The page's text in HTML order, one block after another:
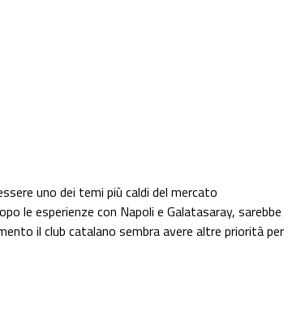
uno dei temi più caldi del mercato
le esperienze con Napoli e Galatasaray, sarebbe
il club catalano sembra avere altre priorità per